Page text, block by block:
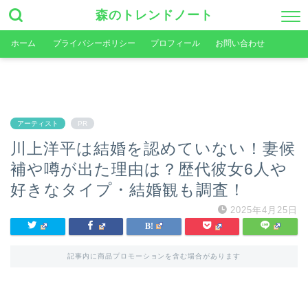
森のトレンドノート
ホーム プライバシーポリシー プロフィール お問い合わせ
アーティスト PR
川上洋平は結婚を認めていない！妻候
補や噂が出た理由は？歴代彼女6人や
好きなタイプ・結婚観も調査！
2025年4月25日
記事内に商品プロモーションを含む場合があります